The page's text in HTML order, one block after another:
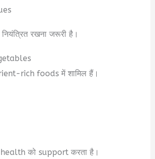
रखना जरूरी है।
rich foods में शामिल हैं।
health को support करता है।